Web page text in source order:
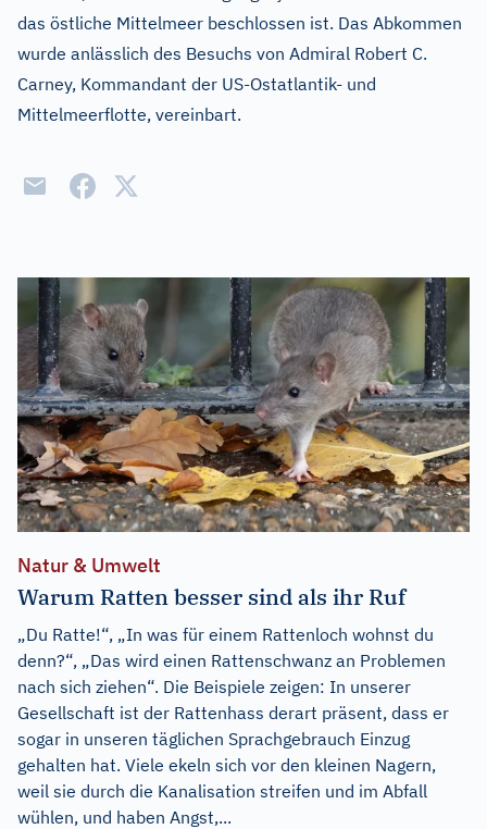
das östliche Mittelmeer beschlossen ist. Das Abkommen
wurde anlässlich des Besuchs von Admiral Robert C.
Carney, Kommandant der US-Ostatlantik- und
Mittelmeerflotte, vereinbart.
Natur & Umwelt
Warum Ratten besser sind als ihr Ruf
„Du Ratte!“, „In was für einem Rattenloch wohnst du
denn?“, „Das wird einen Rattenschwanz an Problemen
nach sich ziehen“. Die Beispiele zeigen: In unserer
Gesellschaft ist der Rattenhass derart präsent, dass er
sogar in unseren täglichen Sprachgebrauch Einzug
gehalten hat. Viele ekeln sich vor den kleinen Nagern,
weil sie durch die Kanalisation streifen und im Abfall
wühlen, und haben Angst,...